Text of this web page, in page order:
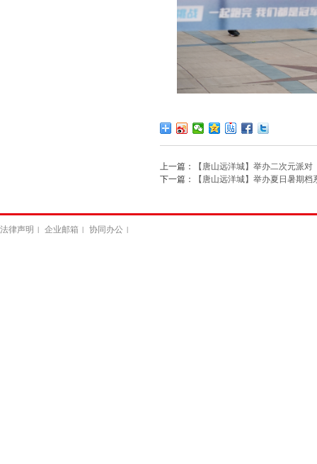
上一篇：
【唐山远洋城】举办二次元派对
下一篇：
【唐山远洋城】举办夏日暑期档
法律声明 企业邮箱 协同办公